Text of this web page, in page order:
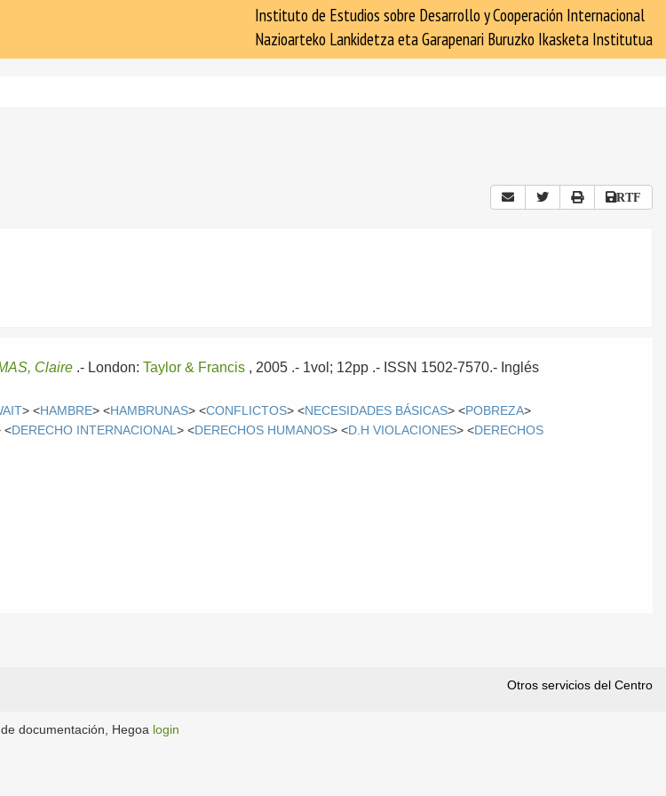
Instituto de Estudios sobre Desarrollo y Cooperación Internacional
Nazioarteko Lankidetza eta Garapenari Buruzko Ikasketa Institutua
RTF
Claire .- London:Taylor & Francis , 2005 .- 1vol; 12pp .- ISSN 1502-7570.- Inglés
> <HAMBRE> <HAMBRUNAS> <CONFLICTOS> <NECESIDADES BÁSICAS> <POBREZA>
<DERECHO INTERNACIONAL> <DERECHOS HUMANOS> <D.H VIOLACIONES> <DERECHOS
Otros servicios del Centro
documentación, Hegoa login